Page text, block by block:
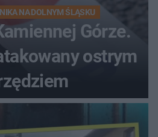
NA DOLNYM ŚLĄSKU
Górze.
ostrym